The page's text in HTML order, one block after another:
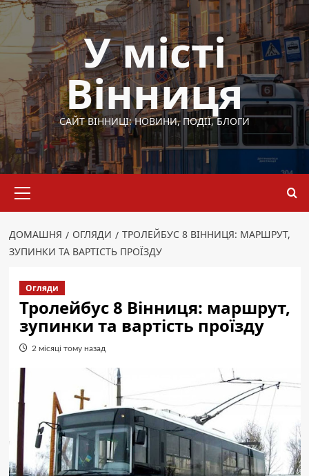
Перейти
до
вмісту
У місті
Вінниця
САЙТ ВІННИЦІ: НОВИНИ, ПОДІЇ, БЛОГИ
меню
ДОМАШНЯ ОГЛЯДИ
ТРОЛЕЙБУС 8 ВІННИЦЯ: МАРШРУТ,
ЗУПИНКИ ТА ВАРТІСТЬ ПРОЇЗДУ
Огляди
Тролейбус 8 Вінниця: маршрут,
зупинки та вартість проїзду
2 місяці тому назад